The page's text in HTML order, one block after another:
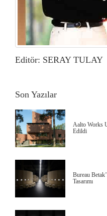
Editör: SERAY TULAY
Son Yazılar
Aalto Works
Edildi
Bureau
Tasarımı